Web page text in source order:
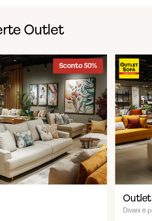
Outlet
Sconto 50%
Divani e